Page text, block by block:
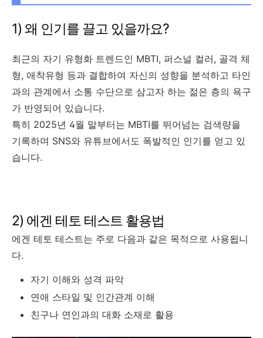
1) 왜 인기를 끌고 있을까요?
최근의 자기 유형화 트렌드인 MBTI, 퍼스널 컬러, 골격 체
형, 애착유형 등과 결합하여 자신의 성향을 분석하고 타인
과의 관계에서 소통 수단으로 삼고자 하는 젊은 층의 욕구
가 반영되어 있습니다.
특히 2025년 4월 말부터는 MBTI를 뛰어넘는 검색량을
기록하며 SNS와 유튜브에서도 폭발적인 인기를 얻고 있
습니다.
2) 에겐 테토 테스트 활용법
에겐 테토 테스트는 주로 다음과 같은 목적으로 사용됩니
다.
자기 이해와 성격 파악
연애 스타일 및 인간관계 이해
친구나 연인과의 대화 소재로 활용